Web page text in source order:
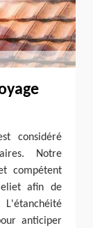
considéré
Notre
compétent
afin de
anticiper